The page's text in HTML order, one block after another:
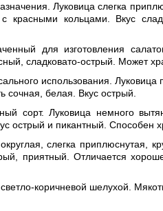
Луковица слегка
красными кольцами. Вкус
для изготовления
сладковато-острый. Может
использования. Луковица
сочная, белая. Вкус острый.
сорт. Луковица немного
острый и пикантный. Способен
слегка приплюснутая,
приятный. Отличается
коричневой шелухой.